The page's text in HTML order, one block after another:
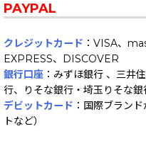
PAYPAL
クレジットカード ：VISA、
EXPRESS、DISCOVER
銀行口座 ：みずほ銀行 、三井
行、りそな銀行・埼玉りそな銀
デビットカード ：国際ブラン
トなど）